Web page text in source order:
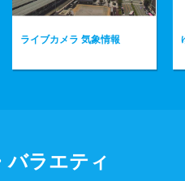
ゆらたび
バラエティ